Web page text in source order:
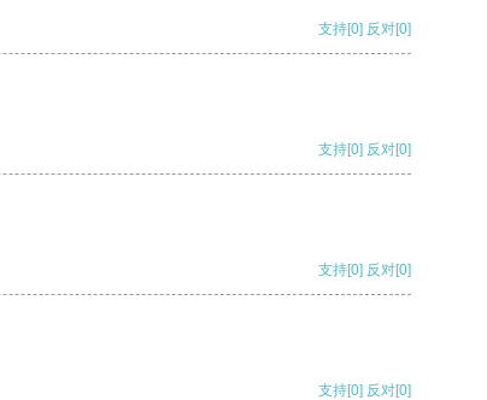
支持[0] 反对[0]
支持[0] 反对[0]
支持[0] 反对[0]
支持[0] 反对[0]